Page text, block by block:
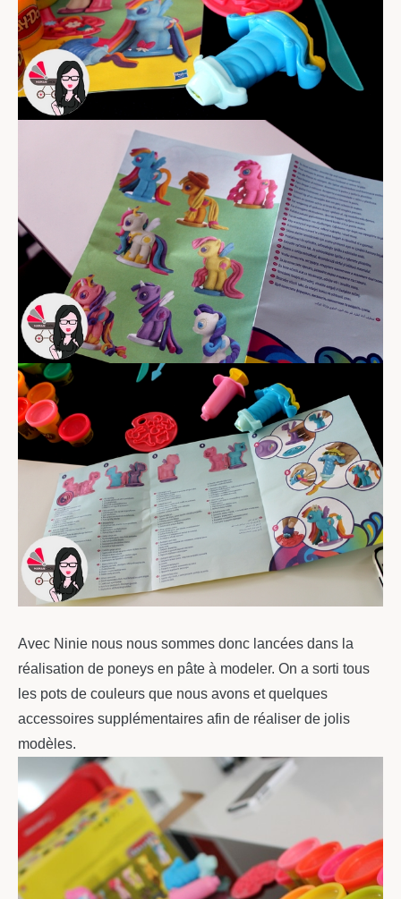
Avec Ninie nous nous sommes donc lancées dans la
réalisation de poneys en pâte à modeler. On a sorti tous
les pots de couleurs que nous avons et quelques
accessoires supplémentaires afin de réaliser de jolis
modèles.